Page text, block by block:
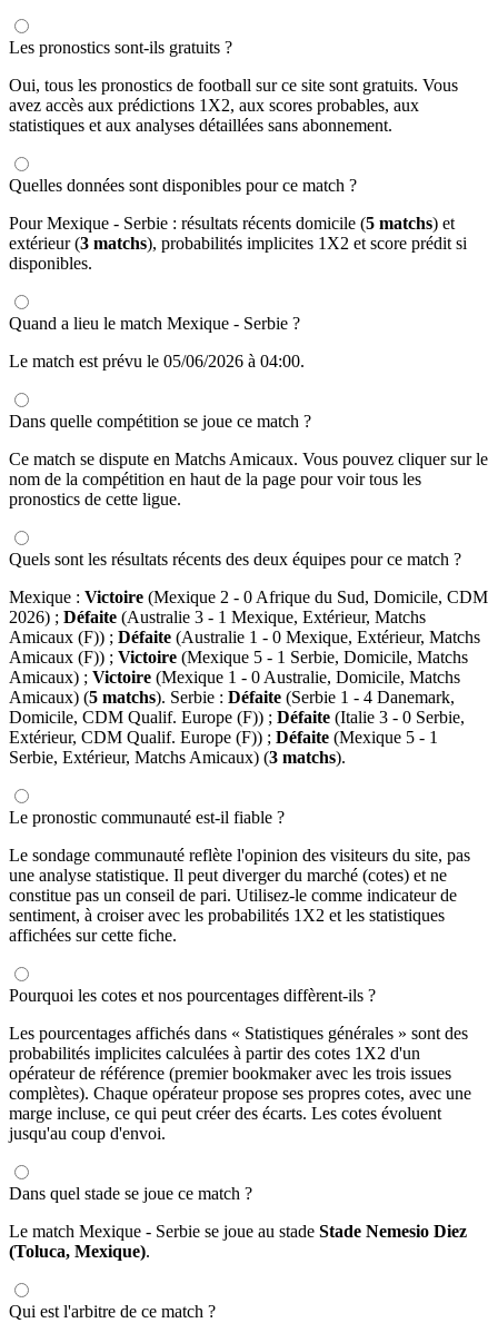
Les pronostics sont-ils gratuits ?
Oui, tous les pronostics de football sur ce site sont gratuits. Vous
avez accès aux prédictions 1X2, aux scores probables, aux
statistiques et aux analyses détaillées sans abonnement.
Quelles données sont disponibles pour ce match ?
Pour Mexique - Serbie : résultats récents domicile (5 matchs) et
extérieur (3 matchs), probabilités implicites 1X2 et score prédit si
disponibles.
Quand a lieu le match Mexique - Serbie ?
Le match est prévu le 05/06/2026 à 04:00.
Dans quelle compétition se joue ce match ?
Ce match se dispute en Matchs Amicaux. Vous pouvez cliquer sur le
nom de la compétition en haut de la page pour voir tous les
pronostics de cette ligue.
Quels sont les résultats récents des deux équipes pour ce match ?
Mexique : Victoire (Mexique 2 - 0 Afrique du Sud, Domicile, CDM
2026) ; Défaite (Australie 3 - 1 Mexique, Extérieur, Matchs
Amicaux (F)) ; Défaite (Australie 1 - 0 Mexique, Extérieur, Matchs
Amicaux (F)) ; Victoire (Mexique 5 - 1 Serbie, Domicile, Matchs
Amicaux) ; Victoire (Mexique 1 - 0 Australie, Domicile, Matchs
Amicaux) (5 matchs). Serbie : Défaite (Serbie 1 - 4 Danemark,
Domicile, CDM Qualif. Europe (F)) ; Défaite (Italie 3 - 0 Serbie,
Extérieur, CDM Qualif. Europe (F)) ; Défaite (Mexique 5 - 1
Serbie, Extérieur, Matchs Amicaux) (3 matchs).
Le pronostic communauté est-il fiable ?
Le sondage communauté reflète l'opinion des visiteurs du site, pas
une analyse statistique. Il peut diverger du marché (cotes) et ne
constitue pas un conseil de pari. Utilisez-le comme indicateur de
sentiment, à croiser avec les probabilités 1X2 et les statistiques
affichées sur cette fiche.
Pourquoi les cotes et nos pourcentages diffèrent-ils ?
Les pourcentages affichés dans « Statistiques générales » sont des
probabilités implicites calculées à partir des cotes 1X2 d'un
opérateur de référence (premier bookmaker avec les trois issues
complètes). Chaque opérateur propose ses propres cotes, avec une
marge incluse, ce qui peut créer des écarts. Les cotes évoluent
jusqu'au coup d'envoi.
Dans quel stade se joue ce match ?
Le match Mexique - Serbie se joue au stade Stade Nemesio Diez
(Toluca, Mexique).
Qui est l'arbitre de ce match ?